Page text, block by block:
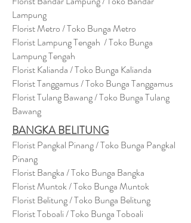
Lampung
Florist Metro / Toko Bunga Metro
Florist Lampung Tengah / Toko Bunga
Lampung Tengah
Florist Kalianda / Toko Bunga Kalianda
Florist Tanggamus / Toko Bunga Tanggamus
Florist Tulang Bawang / Toko Bunga Tulang
Bawang
BANGKA BELITUNG
Florist Pangkal Pinang / Toko Bunga Pangkal
Pinang
Florist Bangka / Toko Bunga Bangka
Florist Muntok / Toko Bunga Muntok
Florist Belitung / Toko Bunga Belitung
Florist Toboali / Toko Bunga Toboali